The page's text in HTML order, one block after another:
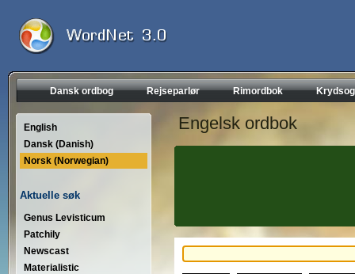
Dansk ordbog Rejseparlør Rimordbok
English
Dansk (Danish)
Norsk (Norwegian)
Aktuelle søk
Genus Levisticum
Patchily
Newscast
Materialistic
Engelsk ordbok